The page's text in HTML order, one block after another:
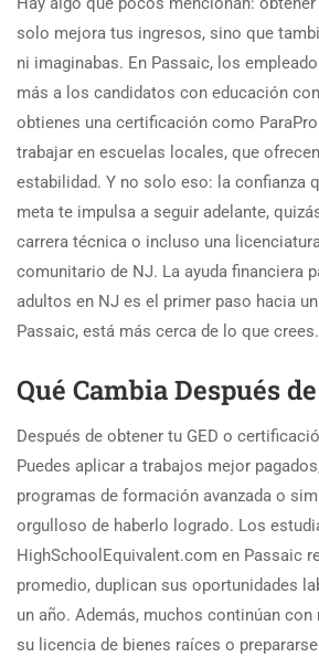
solo mejora tus ingresos, sino que
ni imaginabas. En Passaic, los
más a los candidatos con educación
obtienes una certificación como ParaPro
trabajar en escuelas locales, que
estabilidad. Y no solo eso: la confianza
meta te impulsa a seguir adelante,
carrera técnica o incluso una
comunitario de NJ. La ayuda financiera
adultos en NJ es el primer paso hacia
Passaic, está más cerca de lo que crees.
Qué Cambia Después
Después de obtener tu GED o
Puedes aplicar a trabajos mejor
programas de formación avanzada o
orgulloso de haberlo logrado. Los
HighSchoolEquivalent.com en Passaic
promedio, duplican sus oportunidades
un año. Además, muchos continúan
su licencia de bienes raíces o